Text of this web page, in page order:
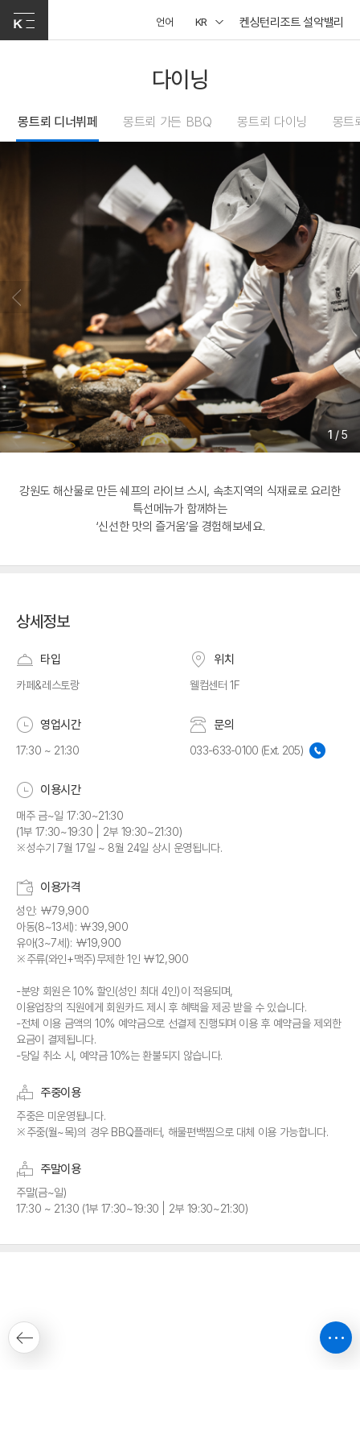
언어 KR 켄싱턴리조트 설악밸리
다이닝
몽트뢰 디너뷔페 몽트뢰 가든 BBQ 몽트뢰 다이닝 몽트
1 /5
강원도 해산물로 만든 쉐프의 라이브 스시, 속초지역의 식재료로 요리한
특선메뉴가 함께하는
‘신선한 맛의 즐거움’을 경험해보세요.
상세정보
타입
카페&레스토랑
위치
웰컴센터 1F
영업시간
17:30 ~ 21:30
문의
033-633-0100 (Ext. 205)
이용시간
매주 금~일 17:30~21:30
(1부 17:30~19:30 | 2부 19:30~21:30)
※성수기 7월 17일 ~ 8월 24일 상시 운영됩니다.
이용가격
성인: ￦79,900
아동(8~13세): ￦39,900
유아(3~7세): ￦19,900
※주류(와인+맥주)무제한 1인 ￦12,900
-분양 회원은 10% 할인(성인 최대 4인)이 적용되며,
이용업장의 직원에게 회원카드 제시 후 혜택을 제공 받을 수 있습니다.
-전체 이용 금액의 10% 예약금으로 선결제 진행되며 이용 후 예약금을 제외한
요금이 결제됩니다.
-당일 취소 시, 예약금 10%는 환불되지 않습니다.
주중이용
주중은 미운영됩니다.
※주중(월~목)의 경우 BBQ플래터, 해물편백찜으로 대체 이용 가능합니다.
주말이용
주말(금~일)
17:30 ~ 21:30 (1부 17:30~19:30 | 2부 19:30~21:30)